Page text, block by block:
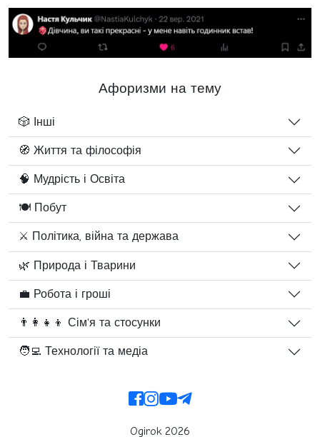
Афоризми на тему
🎲 Інші
🧭 Життя та філософія
🧠 Мудрість і Освіта
🍽️ Побут
⚔️ Політика, війна та держава
🌿 Природа і Тварини
💼 Робота і гроші
👨‍👩‍👧‍👦 Сім'я та стосунки
🧑‍💻 Технології та медіа
Ogirok 2026